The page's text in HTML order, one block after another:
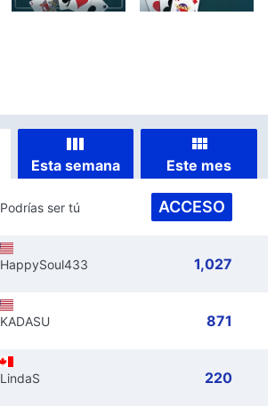
Esta semana Este mes
Podrías ser tú ACCESO
HappySoul433 1,027
KADASU 871
LindaS 220